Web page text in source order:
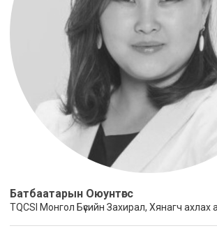
Батбаатарын Оюунтөгс
TQCSI Монгол Бүсийн Захирал, Хянагч ахлах